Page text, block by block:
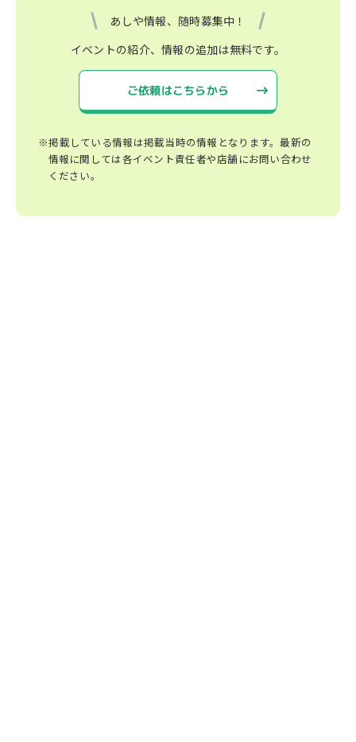
あしや情報、随時募集中！
イベントの紹介、情報の追加は無料です。
ご依頼はこちらから
※掲載している情報は掲載当時の情報となります。最新の
情報に関しては各イベント責任者や店舗にお問い合わせ
ください。